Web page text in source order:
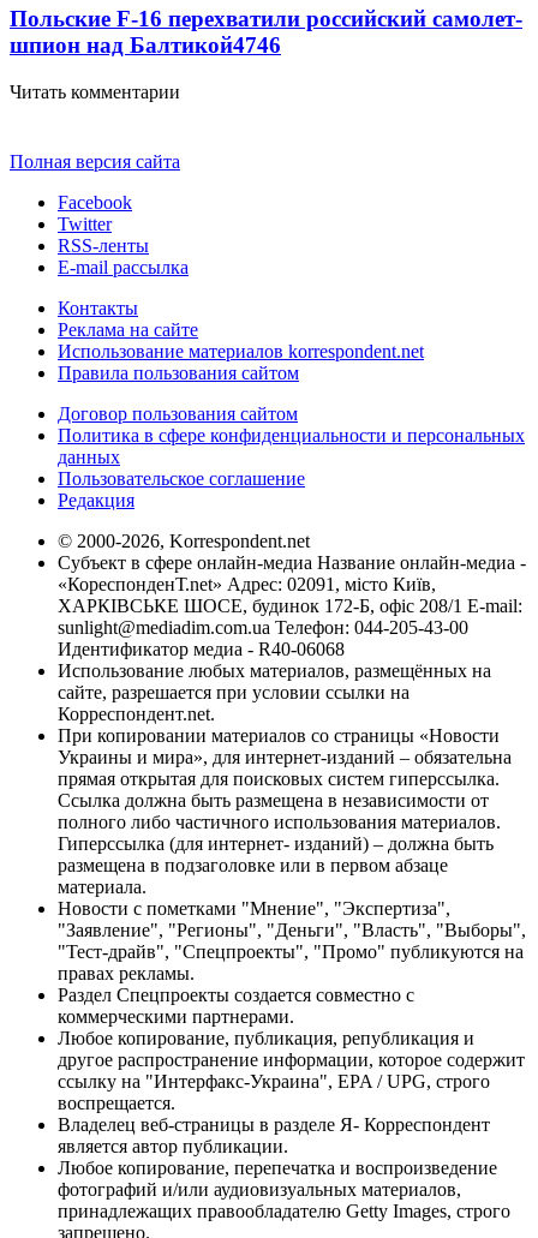
Польские F-16 перехватили российский самолет-
шпион над Балтикой4746
Читать комментарии
Полная версия сайта
Facebook
Twitter
RSS-ленты
E-mail рассылка
Контакты
Реклама на сайте
Использование материалов korrespondent.net
Правила пользования сайтом
Договор пользования сайтом
Политика в сфере конфиденциальности и персональных
данных
Пользовательское соглашение
Редакция
© 2000-2026, Korrespondent.net
Субъект в сфере онлайн-медиа Название онлайн-медиа -
«КореспонденТ.net» Адрес: 02091, місто Київ,
ХАРКІВСЬКЕ ШОСЕ, будинок 172-Б, офіс 208/1 E-mail:
sunlight@mediadim.com.ua Телефон: 044-205-43-00
Идентификатор медиа - R40-06068
Использование любых материалов, размещённых на
сайте, разрешается при условии ссылки на
Корреспондент.net.
При копировании материалов со страницы «Новости
Украины и мира», для интернет-изданий – обязательна
прямая открытая для поисковых систем гиперссылка.
Ссылка должна быть размещена в независимости от
полного либо частичного использования материалов.
Гиперссылка (для интернет- изданий) – должна быть
размещена в подзаголовке или в первом абзаце
материала.
Новости с пометками "Мнение", "Экспертиза",
"Заявление", "Регионы", "Деньги", "Власть", "Выборы",
"Тест-драйв", "Спецпроекты", "Промо" публикуются на
правах рекламы.
Раздел Спецпроекты создается совместно с
коммерческими партнерами.
Любое копирование, публикация, републикация и
другое распространение информации, которое содержит
ссылку на "Интерфакс-Украина", EPA / UPG, строго
воспрещается.
Владелец веб-страницы в разделе Я- Корреспондент
является автор публикации.
Любое копирование, перепечатка и воспроизведение
фотографий и/или аудиовизуальных материалов,
принадлежащих правообладателю Getty Images, строго
запрещено.